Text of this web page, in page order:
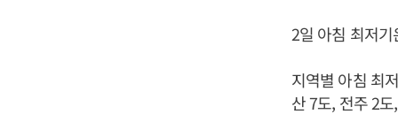
2일 아침 최저
지역별 아침 최
산 7도, 전주 2